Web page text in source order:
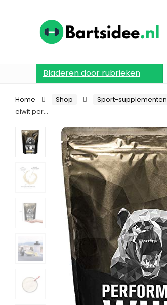
Bladeren door rubrieken
Home Shop Sport-supplementen
eiwit per…